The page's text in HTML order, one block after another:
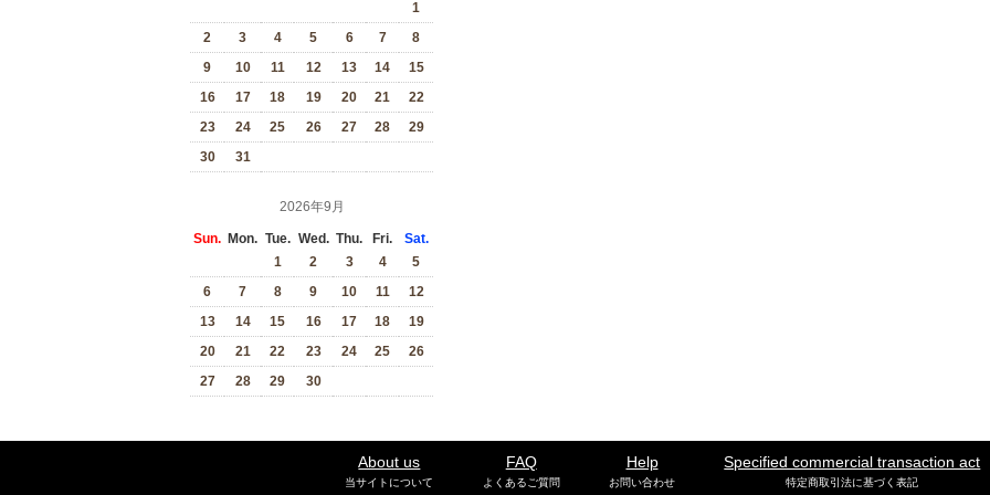
1
2
3 4 5 6 7
8
9
10 11 12 13 14
15
16
17 18 19 20 21
22
23
24 25 26 27 28
29
30
31
2026年9月
Sun. Mon. Tue. Wed. Thu. Fri.
Sat.
1
2 3 4
5
6
7 8 9 10 11
12
13
14 15 16 17 18
19
20
21 22 23 24 25
26
27
28 29 30
About us
当サイトについて
FAQ
よくあるご質問
Help
お問い合わせ
Specified commercial transaction act
特定商取引法に基づく表記